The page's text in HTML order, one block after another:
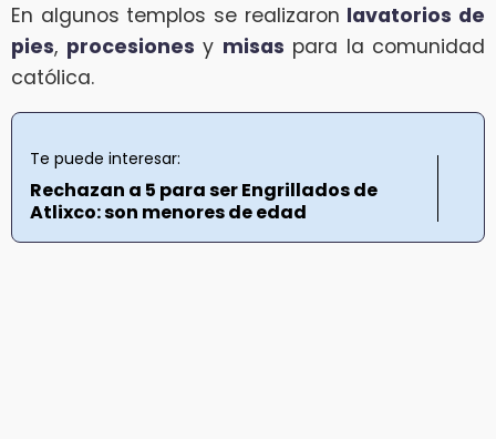
En algunos templos se realizaron lavatorios de
pies, procesiones y misas para la comunidad
católica.
Te puede interesar:
Rechazan a 5 para ser Engrillados de
Atlixco: son menores de edad